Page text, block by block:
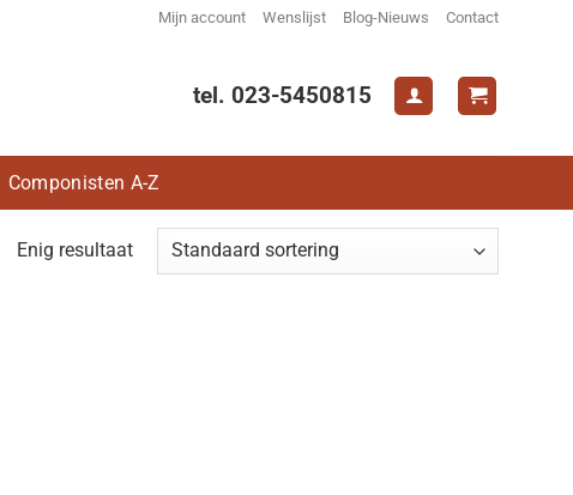
Mijn account Wenslijst Blog-Nieuws Contact
tel. 023-5450815
Componisten A-Z
Enig resultaat